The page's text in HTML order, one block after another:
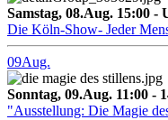
Samstag, 08.Aug. 15:00 -
Die Köln-Show- Jeder
09Aug.
Sonntag, 09.Aug. 11:00 -
"Ausstellung: Die Magie